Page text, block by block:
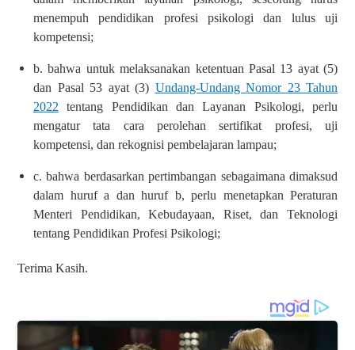
menempuh pendidikan profesi psikologi dan lulus uji
kompetensi;
b. bahwa untuk melaksanakan ketentuan Pasal 13 ayat (5)
dan Pasal 53 ayat (3) Undang-Undang Nomor 23 Tahun
2022 tentang Pendidikan dan Layanan Psikologi, perlu
mengatur tata cara perolehan sertifikat profesi, uji
kompetensi, dan rekognisi pembelajaran lampau;
c. bahwa berdasarkan pertimbangan sebagaimana dimaksud
dalam huruf a dan huruf b, perlu menetapkan Peraturan
Menteri Pendidikan, Kebudayaan, Riset, dan Teknologi
tentang Pendidikan Profesi Psikologi;
Terima Kasih.